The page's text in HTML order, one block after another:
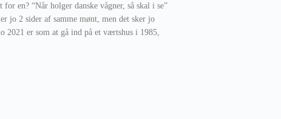
en? “Når holger danske vågner, så skal i se”
jo 2 sider af samme mønt, men det sker jo
er som at gå ind på et værtshus i 1985,